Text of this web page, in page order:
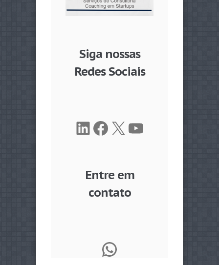
Siga nossas
Redes Sociais
LinkedIn
Facebook
X Youtube
Entre em
contato
WhatsApp